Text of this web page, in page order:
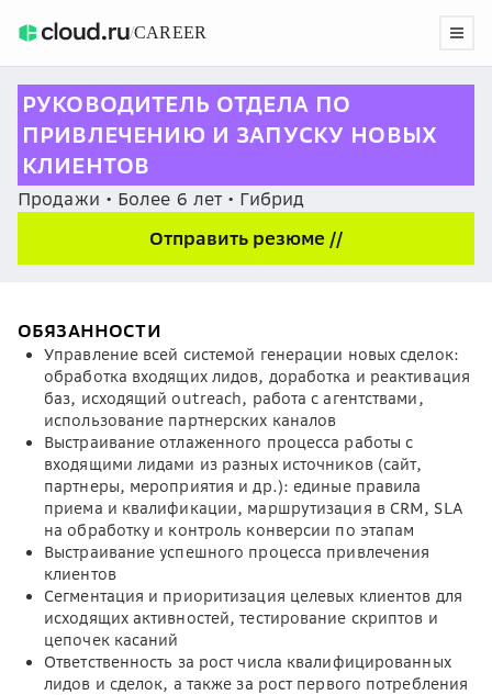
/CAREER
РУКОВОДИТЕЛЬ ОТДЕЛА ПО
ПРИВЛЕЧЕНИЮ И ЗАПУСКУ НОВЫХ
КЛИЕНТОВ
Продажи • Более 6 лет • Гибрид
Отправить резюме //
ОБЯЗАННОСТИ
Управление всей системой генерации новых сделок:
обработка входящих лидов, доработка и реактивация
баз, исходящий outreach, работа с агентствами,
использование партнерских каналов
Выстраивание отлаженного процесса работы с
входящими лидами из разных источников (сайт,
партнеры, мероприятия и др.): единые правила
приема и квалификации, маршрутизация в CRM, SLA
на обработку и контроль конверсии по этапам
Выстраивание успешного процесса привлечения
клиентов
Сегментация и приоритизация целевых клиентов для
исходящих активностей, тестирование скриптов и
цепочек касаний
Ответственность за рост числа квалифицированных
лидов и сделок, а также за рост первого потребления